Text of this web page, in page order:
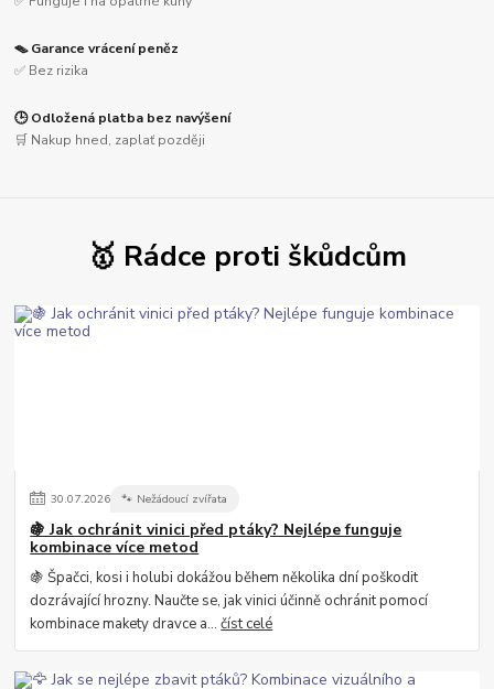
🪤 Garance vrácení peněz
✅ Bez rizika
🕒 Odložená platba bez navýšení
🛒 Nakup hned, zaplať později
🥇 Rádce proti škůdcům
30.07.2026 🐾 Nežádoucí zvířata
🍇 Jak ochránit vinici před ptáky? Nejlépe funguje
kombinace více metod
🍇 Špačci, kosi i holubi dokážou během několika dní poškodit
dozrávající hrozny. Naučte se, jak vinici účinně ochránit pomocí
kombinace makety dravce a...číst celé